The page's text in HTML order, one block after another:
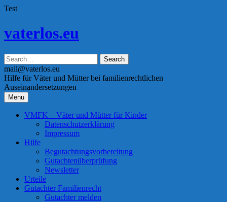
Test
to
vaterlos.eu
mail@vaterlos.eu
Hilfe für Väter und Mütter bei familienrechtlichen
Auseinandersetzungen
Menu
VMFK – Väter und Mütter für Kinder
Datenschutzerklärung
Impressum
Hilfe
Begutachtungsvorbereitung
Gutachtenüberprüfung
Newsletter
Urteile
Gutachter Familienrecht
Gutachter melden